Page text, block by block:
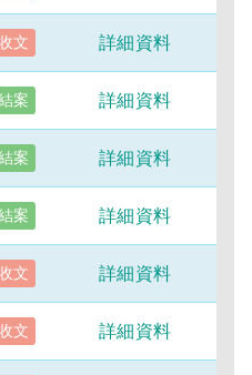
文 詳細資料
案 詳細資料
案 詳細資料
案 詳細資料
文 詳細資料
文 詳細資料